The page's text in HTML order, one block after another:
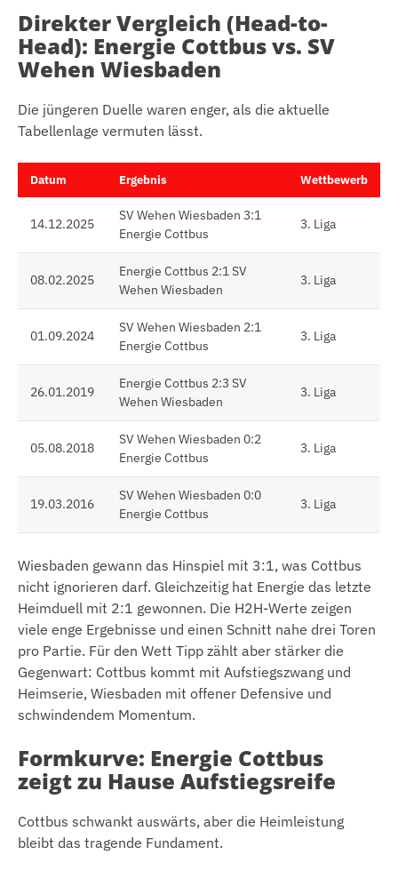
Direkter Vergleich (Head-to-
Head): Energie Cottbus vs. SV
Wehen Wiesbaden
Die jüngeren Duelle waren enger, als die aktuelle
Tabellenlage vermuten lässt.
Datum Ergebnis Wettbewerb
14.12.2025
SV Wehen Wiesbaden 3:1
Energie Cottbus
3. Liga
08.02.2025
Energie Cottbus 2:1 SV
Wehen Wiesbaden
3. Liga
01.09.2024
SV Wehen Wiesbaden 2:1
Energie Cottbus
3. Liga
26.01.2019
Energie Cottbus 2:3 SV
Wehen Wiesbaden
3. Liga
05.08.2018
SV Wehen Wiesbaden 0:2
Energie Cottbus
3. Liga
19.03.2016
SV Wehen Wiesbaden 0:0
Energie Cottbus
3. Liga
Wiesbaden gewann das Hinspiel mit 3:1, was Cottbus
nicht ignorieren darf. Gleichzeitig hat Energie das letzte
Heimduell mit 2:1 gewonnen. Die H2H-Werte zeigen
viele enge Ergebnisse und einen Schnitt nahe drei Toren
pro Partie. Für den Wett Tipp zählt aber stärker die
Gegenwart: Cottbus kommt mit Aufstiegszwang und
Heimserie, Wiesbaden mit offener Defensive und
schwindendem Momentum.
Formkurve: Energie Cottbus
zeigt zu Hause Aufstiegsreife
Cottbus schwankt auswärts, aber die Heimleistung
bleibt das tragende Fundament.